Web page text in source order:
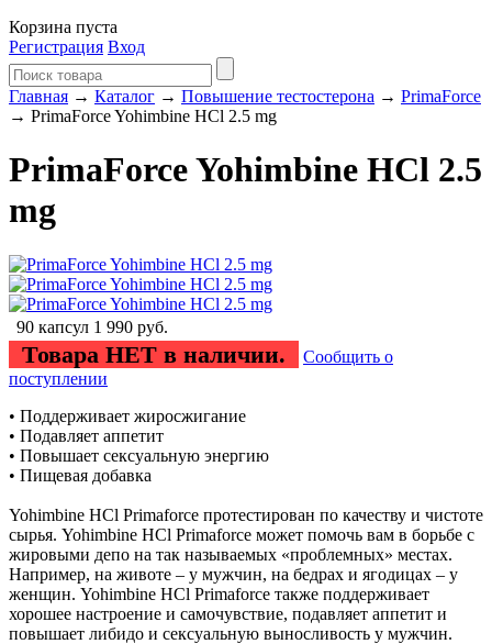
Корзина пуста
Регистрация Вход
Главная → Каталог → Повышение тестостерона → PrimaForce
→ PrimaForce Yohimbine HCl 2.5 mg
PrimaForce Yohimbine HCl 2.5
mg
90 капсул 1 990 руб.
Товара НЕТ в наличии.
Сообщить о
поступлении
• Поддерживает жиросжигание
• Подавляет аппетит
• Повышает сексуальную энергию
• Пищевая добавка
Yohimbine HCl Primaforce протестирован по качеству и чистоте
сырья. Yohimbine HCl Primaforce может помочь вам в борьбе с
жировыми депо на так называемых «проблемных» местах.
Например, на животе – у мужчин, на бедрах и ягодицах – у
женщин. Yohimbine HCl Primaforce также поддерживает
хорошее настроение и самочувствие, подавляет аппетит и
повышает либидо и сексуальную выносливость у мужчин.